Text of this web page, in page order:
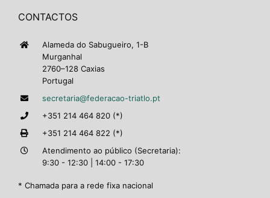
CONTACTOS
Alameda do Sabugueiro, 1-B
Murganhal
2760–128 Caxias
Portugal
secretaria@federacao-triatlo.pt
+351 214 464 820 (*)
+351 214 464 822 (*)
Atendimento ao público (Secretaria):
9:30 - 12:30 | 14:00 - 17:30
* Chamada para a rede fixa nacional